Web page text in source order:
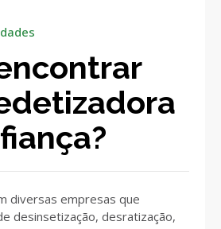
diversas empresas que
desinsetização, desratização,